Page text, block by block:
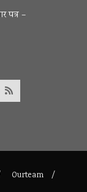
पत्र –
Ourteam